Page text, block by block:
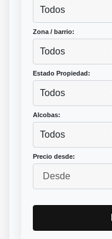
Todos
Zona / barrio:
Todos
Estado Propiedad:
Todos
Alcobas:
Todos
Precio desde: